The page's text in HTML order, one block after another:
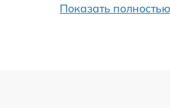
Показать полностью